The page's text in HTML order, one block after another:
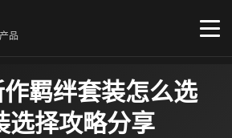
品
羁绊套装怎么选
选择攻略分享